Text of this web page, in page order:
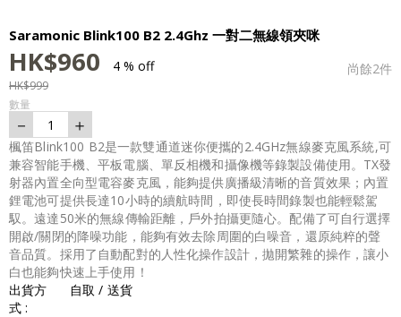
Saramonic Blink100 B2 2.4Ghz 一對二無線領夾咪
HK$960 4 % off 尚餘2件
HK$999
數量
－ 1 ＋
楓笛Blink100 B2是一款雙通道迷你便攜的2.4GHz無線麥克風系統,可
兼容智能手機、平板電腦、單反相機和攝像機等錄製設備使用。TX發
射器內置全向型電容麥克風，能夠提供廣播級清晰的音質效果；內置
鋰電池可提供長達10小時的續航時間，即使長時間錄製也能輕鬆駕
馭。遠達50米的無線傳輸距離，戶外拍攝更隨心。配備了可自行選擇
開啟/關閉的降噪功能，能夠有效去除周圍的白噪音，還原純粹的聲
音品質。採用了自動配對的人性化操作設計，拋開繁雜的操作，讓小
白也能夠快速上手使用！
出貨方
式 :
自取 / 送貨